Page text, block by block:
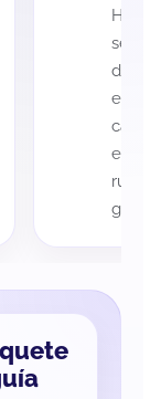
de
cada
es
ruta
guía